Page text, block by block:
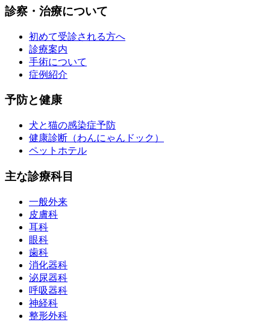
診察・治療について
初めて受診される方へ
診療案内
手術について
症例紹介
予防と健康
犬と猫の感染症予防
健康診断（わんにゃんドック）
ペットホテル
主な診療科目
一般外来
皮膚科
耳科
眼科
歯科
消化器科
泌尿器科
呼吸器科
神経科
整形外科